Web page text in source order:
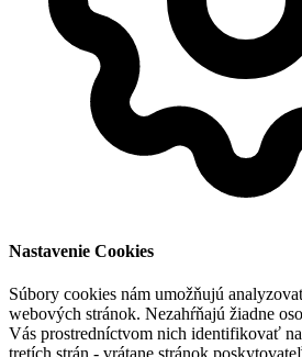
Nastavenie Cookies
Súbory cookies nám umožňujú
webových stránok. Nezahŕňajú žiadne
Vás prostredníctvom nich identifikovať
tretích strán - vrátane stránok